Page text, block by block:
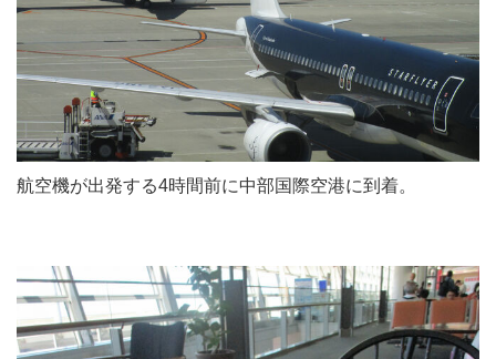
航空機が出発する4時間前に中部国際空港に到着。